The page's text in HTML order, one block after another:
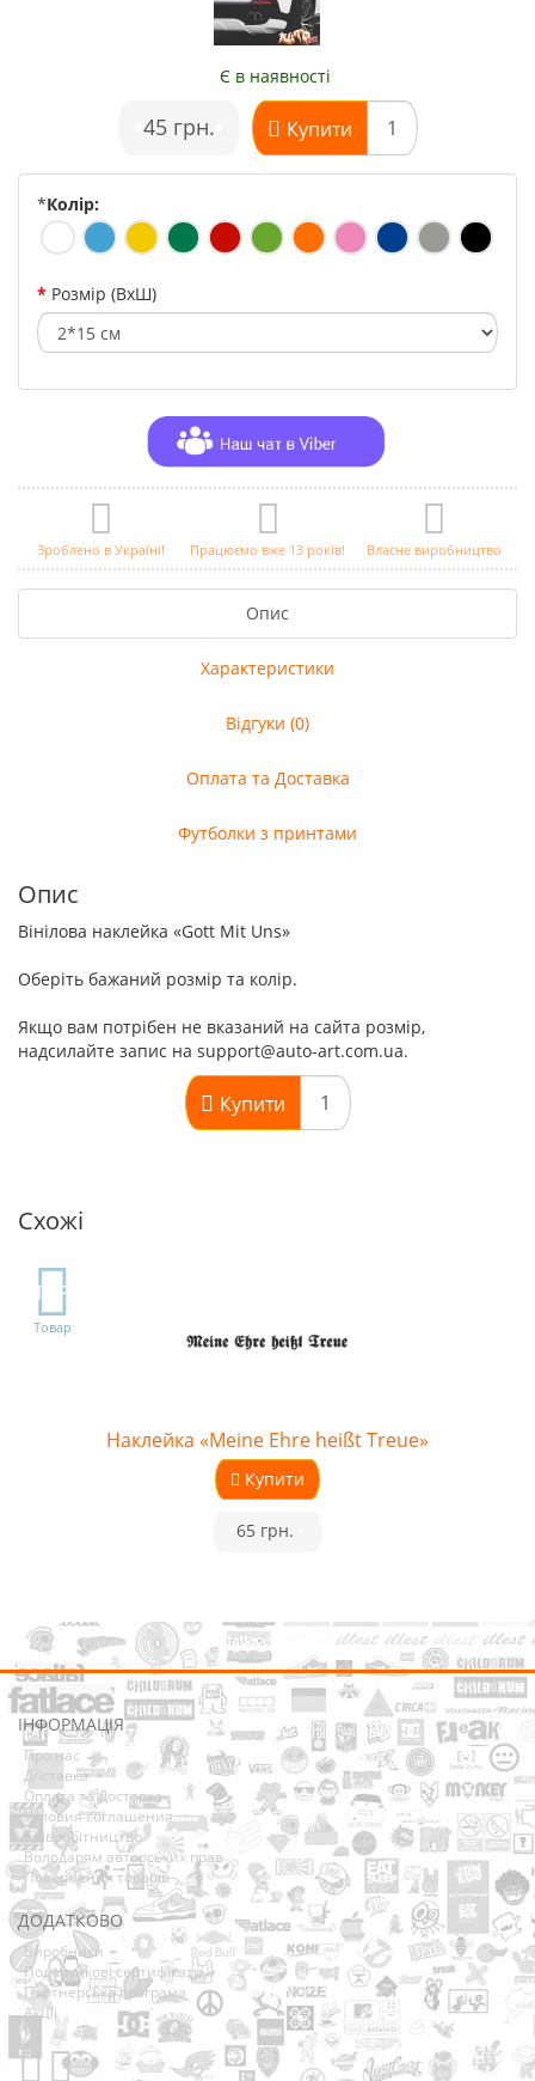
Є в наявності
45 грн. Купити
*Колір:
Розмір (ВхШ)
Зроблено в Україні! Працюємо вже 13 років! Власне виробництво
Опис
Характеристики
Відгуки (0)
Оплата та Доставка
Футболки з принтами
Опис
Вінілова наклейка «Gott Mit Uns»
Оберіть бажаний розмір та колір.
Якщо вам потрібен не вказаний на сайта розмір,
надсилайте запис на support@auto-art.com.ua.
Купити
Схожі
TOP
Товар
Наклейка «Meine Ehre heißt Treue»
Купити
65 грн.
ІНФОРМАЦІЯ
Про нас
Доставка
Оплата та Доставка
Условия соглашения
Співробітництво
Володарям авторських прав
Повернення товарів
ДОДАТКОВО
Виробники
Подарункові сертифікати
Партнерська програма
Акції